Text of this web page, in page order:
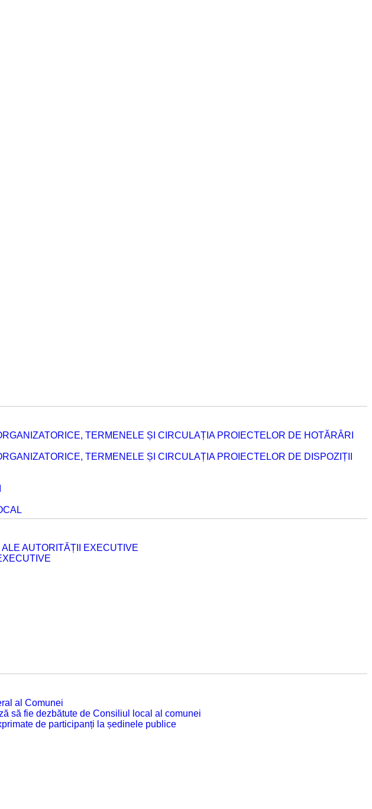
TERMENELE ȘI CIRCULAȚIA PROIECTELOR DE HOTĂRÂRI
TERMENELE ȘI CIRCULAȚIA PROIECTELOR DE DISPOZIȚII
AUTORITĂȚII EXECUTIVE
al Comunei
să fie dezbătute de Consiliul local al comunei
de participanți la ședinele publice